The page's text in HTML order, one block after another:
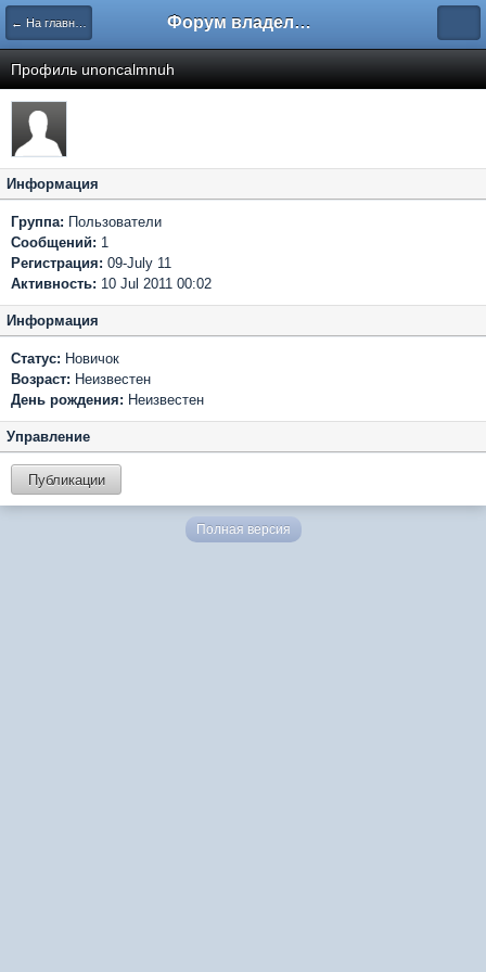
← На главную Форум владельцев интернет-магазинов
Профиль unoncalmnuh
Информация
Группа: Пользователи
Сообщений: 1
Регистрация: 09-July 11
Активность: 10 Jul 2011 00:02
Информация
Статус: Новичок
Возраст: Неизвестен
День рождения: Неизвестен
Управление
Публикации
Полная версия